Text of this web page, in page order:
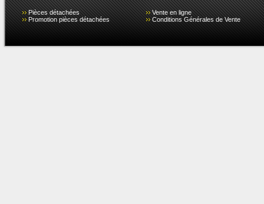
Pièces détachées
Vente en ligne
Promotion pièces détachées
Conditions Générales de Vente